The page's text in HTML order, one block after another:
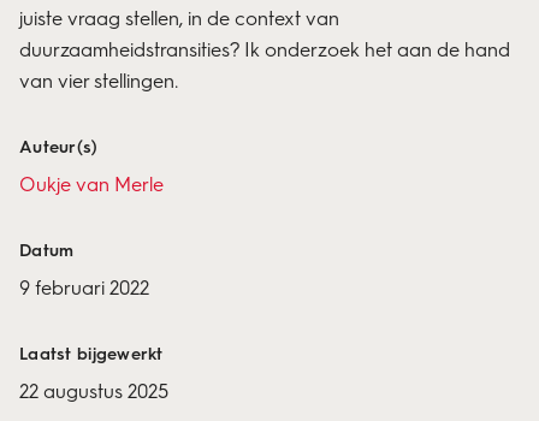
juiste vraag stellen, in de context van
duurzaamheidstransities? Ik onderzoek het aan de hand
van vier stellingen.
Auteur(s)
Oukje van Merle
Datum
9 februari 2022
Laatst bijgewerkt
22 augustus 2025